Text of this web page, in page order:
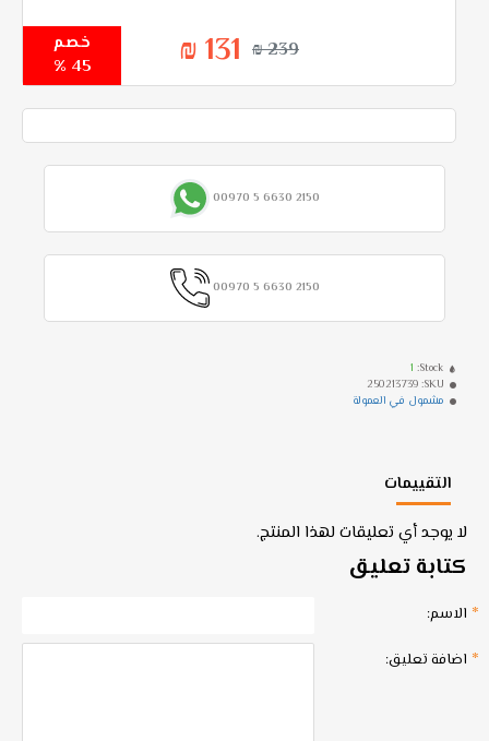
خصم
45 %
131 ₪ 239 ₪
Stock:
1
SKU:
250213739
مشمول في العمولة
00970 5 6630 2150
00970 5 6630 2150
التقييمات
لا يوجد أي تعليقات لهذا المنتج.
كتابة تعليق
الاسم:
اضافة تعليق: